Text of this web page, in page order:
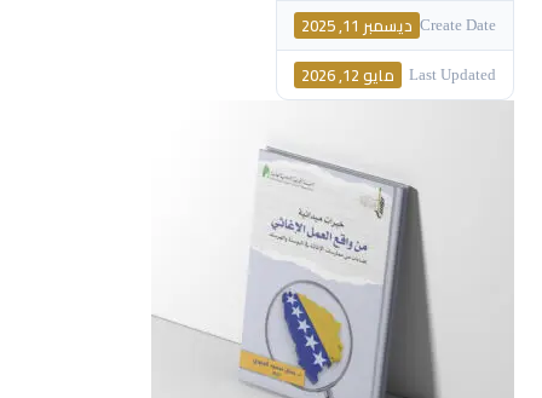
Create Date ديسمبر 11, 2025
Last Updated مايو 12, 2026